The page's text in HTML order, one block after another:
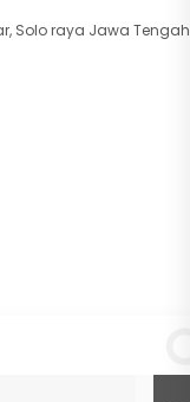
Solo raya Jawa Tengah